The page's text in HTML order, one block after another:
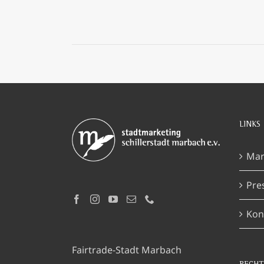
Fairtrade-Stadt Marbach
LINKS